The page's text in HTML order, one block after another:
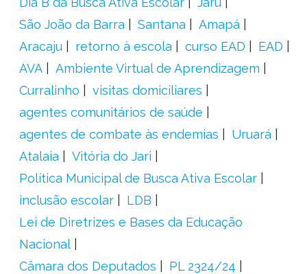
São João da Barra
Santana
Amapá
Aracaju
retorno à escola curso EAD
EAD
AVA
Ambiente Virtual de Aprendizagem
Curralinho
visitas domiciliares
agentes comunitários de saúde
agentes de combate às endemias
Uruará
Atalaia
Vitória do Jari
Política Municipal de Busca Ativa Escolar
inclusão escolar
LDB
Lei de Diretrizes e Bases da Educação
Nacional
Câmara dos Deputados
PL 2324/24